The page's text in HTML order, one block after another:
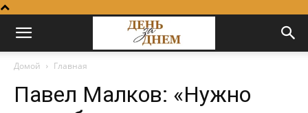
Домой Главная
Павел Малков: «Нужно